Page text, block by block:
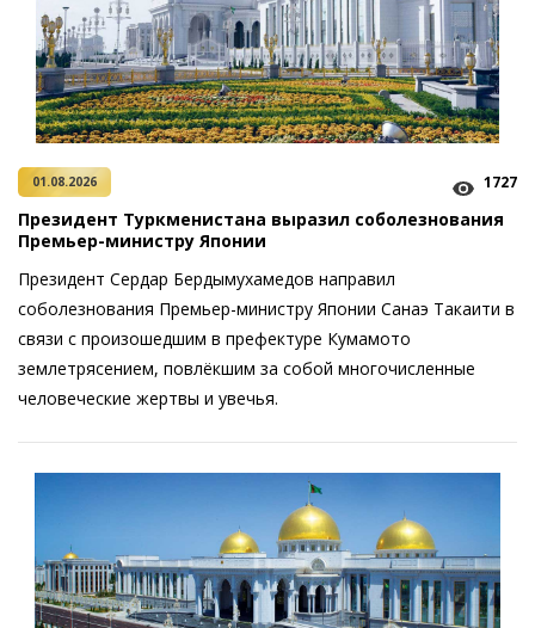
01.08.2026 1727
Президент Туркменистана выразил соболезнования
Премьер-министру Японии
Президент Сердар Бердымухамедов направил
соболезнования ­Премьер-министру Японии Санаэ Такаити в
связи с произошедшим в префектуре Кумамото
землетрясением, повлёкшим за собой многочисленные
человеческие жертвы и увечья.